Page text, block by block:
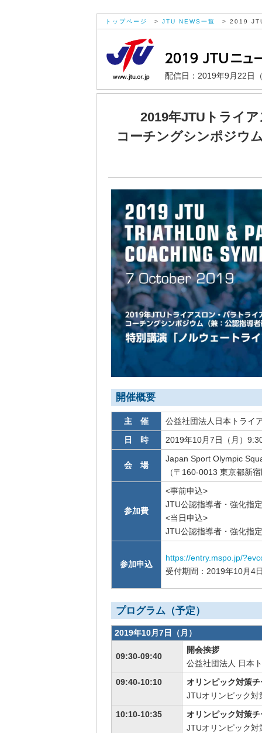
トップページ > JTU NEWS一覧 > 2019
配信日：2019年9月22日
2019年JTUトライ
コーチングシンポジウ
開催概要
主 催
公益社団法人日本トライ
日 時
2019年10月7日（月）
会 場
Japan Sport Olympic
（〒160-0013 東京都新
参加費
<事前申込>
JTU公認指導者・強化指
<当日申込>
JTU公認指導者・強化指
参加申込
https://entry.mspo.jp/
受付期間：2019年10月4
プログラム（予定）
2019年10月7日（月）
09:30-09:40
開会挨拶
公益社団法人 日本
09:40-10:10
オリンピック対策
JTUオリンピック
10:10-10:35
オリンピック対策
JTUオリンピック